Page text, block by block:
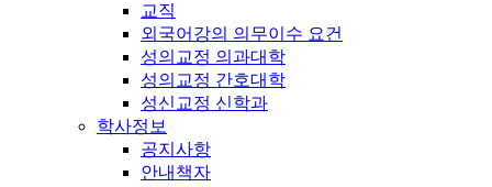
교직
외국어강의 의무이수 요건
성의교정 의과대학
성의교정 간호대학
성신교정 신학과
학사정보
공지사항
안내책자